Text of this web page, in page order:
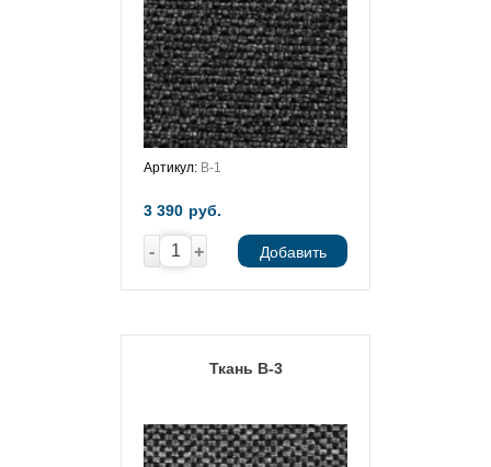
Артикул: В-1
3 390 руб.
- + Добавить
Ткань В-3